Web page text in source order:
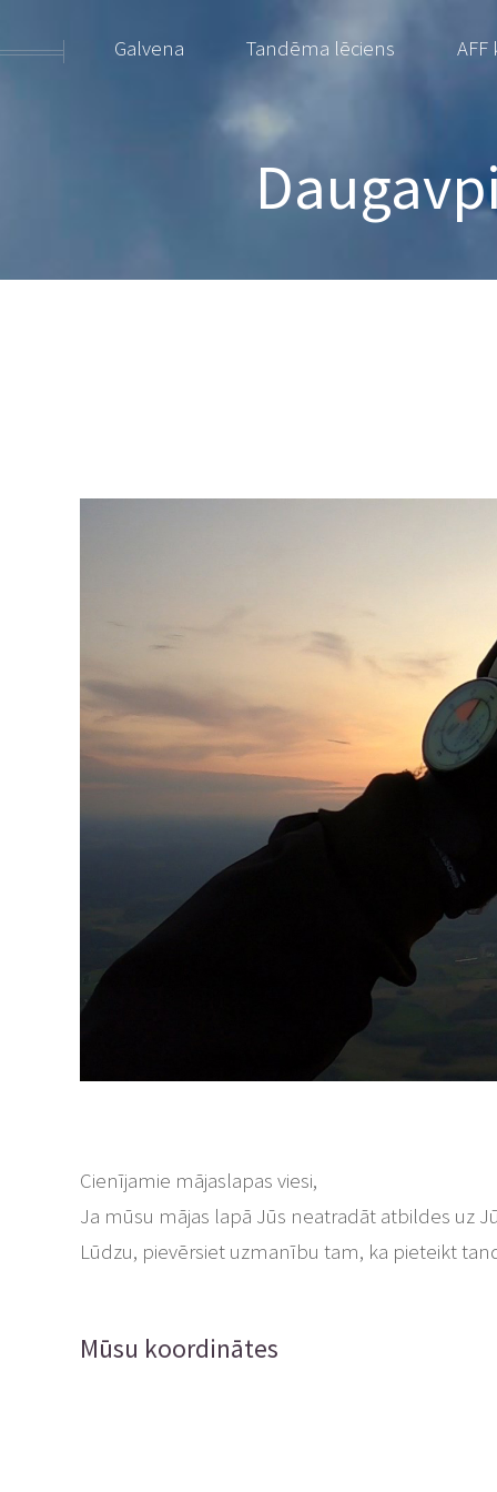
Galvena Tandēma lēciens AFF
Cienījamie mājaslapas viesi,
Ja mūsu mājas lapā Jūs neatradāt atbildes uz
Lūdzu, pievērsiet uzmanību tam, ka pieteikt
Mūsu koordinātes